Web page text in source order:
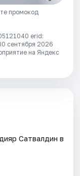
промокод
erid:
сентября 2026
на Яндекс
Сатвалдин в